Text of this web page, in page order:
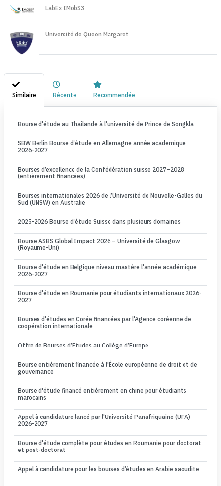
LabEx IMobS3
Université de Queen Margaret
Similaire Récente Recommendée
Bourse d'étude au Thailande à l'université de Prince de Songkla
SBW Berlin Bourse d'étude en Allemagne année academique
2026-2027
Bourses d’excellence de la Confédération suisse 2027–2028
(entièrement financées)
Bourses internationales 2026 de l’Université de Nouvelle-Galles du
Sud (UNSW) en Australie
2025-2026 Bourse d'étude Suisse dans plusieurs domaines
Bourse ASBS Global Impact 2026 – Université de Glasgow
(Royaume-Uni)
Bourse d'étude en Belgique niveau mastère l'année académique
2026-2027
Bourse d'étude en Roumanie pour étudiants internationaux 2026-
2027
Bourses d'études en Corée financées par l'Agence coréenne de
coopération internationale
Offre de Bourses d’Etudes au Collège d’Europe
Bourse entièrement financée à l'École européenne de droit et de
gouvernance
Bourse d'étude financé entièrement en chine pour étudiants
marocains
Appel à candidature lancé par l'Université Panafriquaine (UPA)
2026-2027
Bourse d'étude complète pour études en Roumanie pour doctorat
et post-doctorat
Appel à candidature pour les bourses d’études en Arabie saoudite